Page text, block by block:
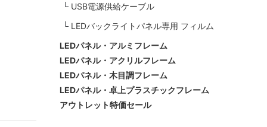
USB電源供給ケーブル
LEDバックライトパネル専用 フィルム
LEDパネル・アルミフレーム
LEDパネル・アクリルフレーム
LEDパネル・木目調フレーム
LEDパネル・卓上プラスチックフレーム
アウトレット特価セール